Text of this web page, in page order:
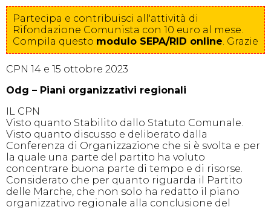
Partecipa e contribuisci all'attività di
Rifondazione Comunista con 10 euro al mese.
Compila questo modulo SEPA/RID online. Grazie
CPN 14 e 15 ottobre 2023
Odg – Piani organizzativi regionali
IL CPN
Visto quanto Stabilito dallo Statuto Comunale.
Visto quanto discusso e deliberato dalla
Conferenza di Organizzazione che si è svolta e per
la quale una parte del partito ha voluto
concentrare buona parte di tempo e di risorse.
Considerato che per quanto riguarda il Partito
delle Marche, che non solo ha redatto il piano
organizzativo regionale alla conclusione del